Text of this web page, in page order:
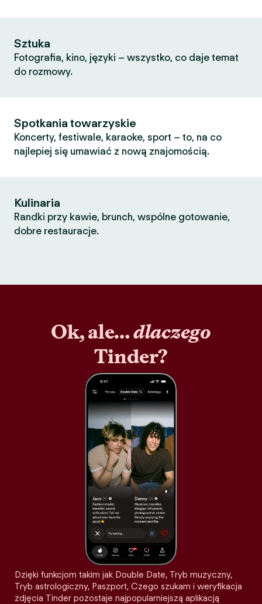
Sztuka
Fotografia, kino, języki – wszystko, co daje temat
do rozmowy.
Spotkania towarzyskie
Koncerty, festiwale, karaoke, sport – to, na co
najlepiej się umawiać z nową znajomością.
Kulinaria
Randki przy kawie, brunch, wspólne gotowanie,
dobre restauracje.
Ok, ale…dlaczego
Tinder?
Dzięki funkcjom takim jak Double Date, Tryb muzyczny,
Tryb astrologiczny, Paszport, Czego szukam i weryfikacja
zdjęcia Tinder pozostaje najpopularniejszą aplikacją